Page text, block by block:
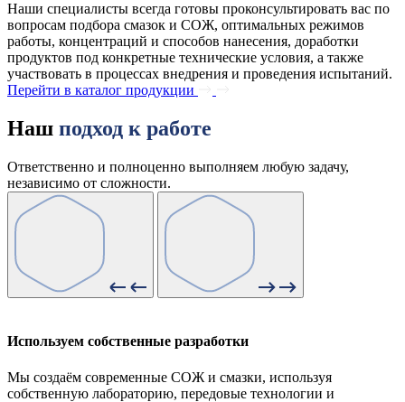
Наши специалисты всегда готовы проконсультировать вас по
вопросам подбора смазок и СОЖ, оптимальных режимов
работы, концентраций и способов нанесения, доработки
продуктов под конкретные технические условия, а также
участвовать в процессах внедрения и проведения испытаний.
Перейти в каталог продукции
Наш подход к работе
Ответственно и полноценно выполняем любую задачу,
независимо от сложности.
Используем собственные разработки
Мы создаём современные СОЖ и смазки, используя
собственную лабораторию, передовые технологии и